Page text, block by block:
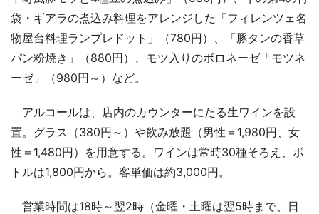
袋・ギアラの煮込み料理をアレンジした「フィレンツェ名
物屋台料理ランプレドット」（780円）、「豚タンの香草
パン粉焼き」（880円）、モツ入りのボロネーゼ「モツネ
ーゼ」（980円～）など。
アルコールは、店内のカウンターにたる生ワインを設
置。グラス（380円～）や飲み放題（男性＝1,980円、女
性＝1,480円）を用意する。ワインは常時30種そろえ、ボ
トルは1,800円から。客単価は約3,000円。
営業時間は18時～翌2時（金曜・土曜は翌5時まで、日